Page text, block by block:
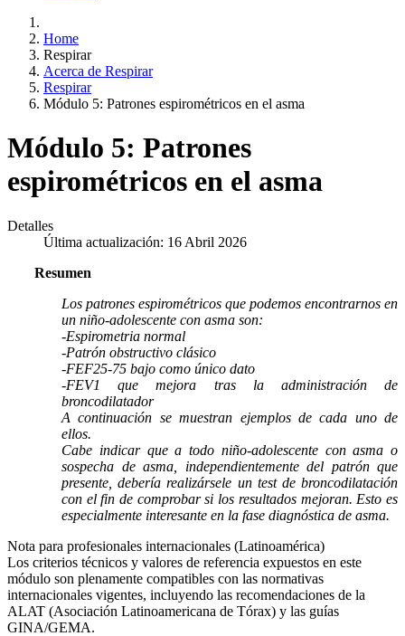
Home
Respirar
Acerca de Respirar
Respirar
Módulo 5: Patrones espirométricos en el asma
Módulo 5: Patrones
espirométricos en el asma
Detalles
Última actualización: 16 Abril 2026
Resumen
Los patrones espirométricos que podemos encontrarnos en
un niño-adolescente con asma son:
-Espirometria normal
-Patrón obstructivo clásico
-FEF25-75 bajo como único dato
-FEV1 que mejora tras la administración de
broncodilatador
A continuación se muestran ejemplos de cada uno de
ellos.
Cabe indicar que a todo niño-adolescente con asma o
sospecha de asma, independientemente del patrón que
presente, debería realizársele un test de broncodilatación
con el fin de comprobar si los resultados mejoran. Esto es
especialmente interesante en la fase diagnóstica de asma.
Nota para profesionales internacionales (Latinoamérica)
Los criterios técnicos y valores de referencia expuestos en este
módulo son plenamente compatibles con las normativas
internacionales vigentes, incluyendo las recomendaciones de la
ALAT (Asociación Latinoamericana de Tórax) y las guías
GINA/GEMA.